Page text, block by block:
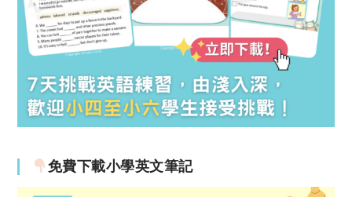
免費下載小學英文筆記